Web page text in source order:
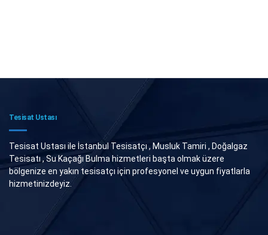
Tesisat Ustası
Tesisat Ustası ile İstanbul Tesisatçı , Musluk Tamiri , Doğalgaz
Tesisatı , Su Kaçağı Bulma hizmetleri başta olmak üzere
bölgenize en yakın tesisatçı için profesyonel ve uygun fiyatlarla
hizmetinizdeyiz.